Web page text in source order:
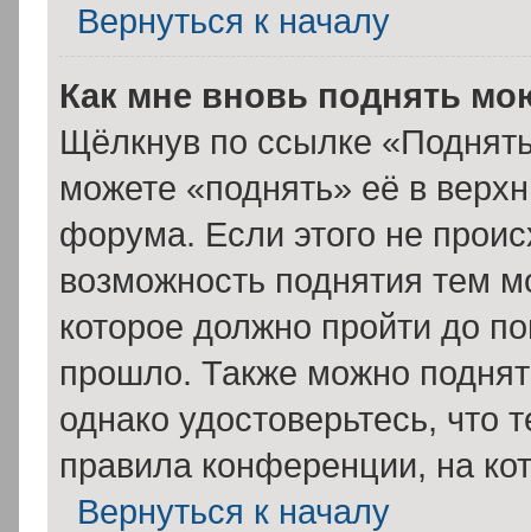
Вернуться к началу
Как мне вновь поднять
Щёлкнув по ссылке
можете «поднять» её в
форума. Если этого не
возможность поднятия тем
которое должно пройти до
прошло. Также можно
однако удостоверьтесь,
правила конференции, на
Вернуться к началу